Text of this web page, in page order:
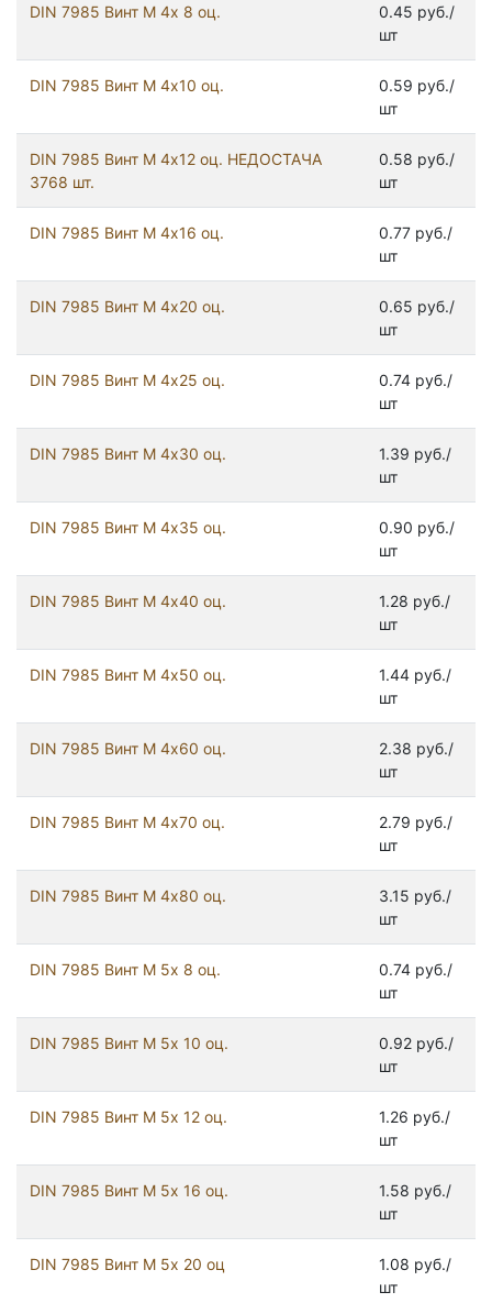
DIN 7985 Винт М 4х 8 оц.
0.45 руб./
шт
DIN 7985 Винт М 4х10 оц.
0.59 руб./
шт
DIN 7985 Винт М 4х12 оц. НЕДОСТАЧА
3768 шт.
0.58 руб./
шт
DIN 7985 Винт М 4х16 оц.
0.77 руб./
шт
DIN 7985 Винт М 4х20 оц.
0.65 руб./
шт
DIN 7985 Винт М 4х25 оц.
0.74 руб./
шт
DIN 7985 Винт М 4х30 оц.
1.39 руб./
шт
DIN 7985 Винт М 4х35 оц.
0.90 руб./
шт
DIN 7985 Винт М 4х40 оц.
1.28 руб./
шт
DIN 7985 Винт М 4х50 оц.
1.44 руб./
шт
DIN 7985 Винт М 4х60 оц.
2.38 руб./
шт
DIN 7985 Винт М 4х70 оц.
2.79 руб./
шт
DIN 7985 Винт М 4х80 оц.
3.15 руб./
шт
DIN 7985 Винт М 5х 8 оц.
0.74 руб./
шт
DIN 7985 Винт М 5х 10 оц.
0.92 руб./
шт
DIN 7985 Винт М 5х 12 оц.
1.26 руб./
шт
DIN 7985 Винт М 5х 16 оц.
1.58 руб./
шт
DIN 7985 Винт М 5х 20 оц
1.08 руб./
шт